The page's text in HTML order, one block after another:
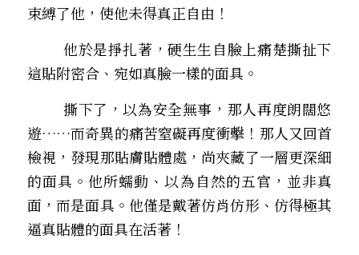
束縛了他，使他未得真正自由！
這貼附密合、宛如真臉一樣的面具。
遊……而奇異的痛苦窒礙再度衝擊！那人又回首
檢視，發現那貼膚貼體處，尚夾藏了一層更深細
的面具。他所蠕動、以為自然的五官，並非真
面，而是面具。他僅是戴著仿肖仿形、仿得極其
逼真貼體的面具在活著！